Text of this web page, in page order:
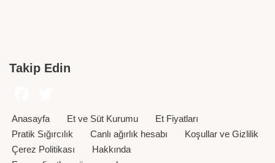
Takip Edin
Anasayfa Et ve Süt Kurumu
Et Fiyatları
Pratik Sığırcılık
Canlı ağırlık hesabı
Koşullar ve Gizlilik
Çerez Politikası
Hakkında